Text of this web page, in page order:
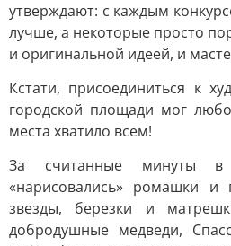
утверждают: с каждым
лучше, а некоторые просто
и оригинальной идеей, и
Кстати, присоединиться к
городской площади мог
места хватило всем!
За считанные минуты в
«нарисовались» ромашки и
звезды, березки и
добродушные медведи,